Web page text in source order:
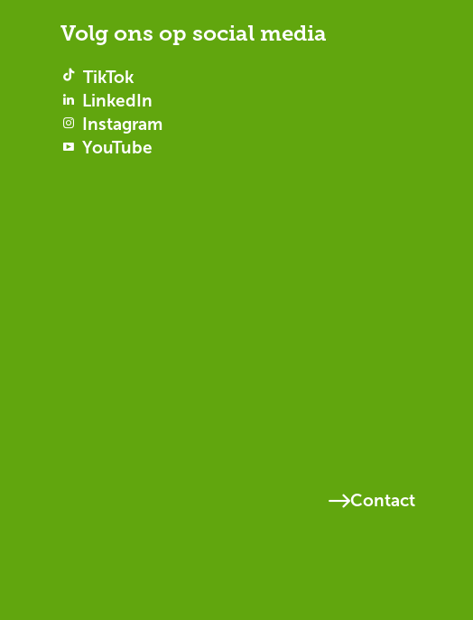
Volg ons op social media
TikTok
LinkedIn
Instagram
YouTube
Contact